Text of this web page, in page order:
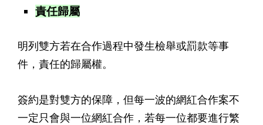
責任歸屬
明列雙方若在合作過程中發生檢舉或罰款等事
件，責任的歸屬權。
簽約是對雙方的保障，但每一波的網紅合作案不
一定只會與一位網紅合作，若每一位都要進行繁